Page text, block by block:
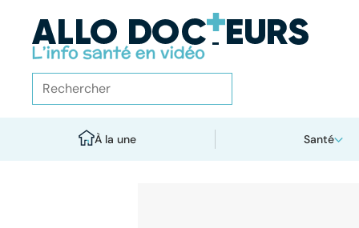
À la une Santé